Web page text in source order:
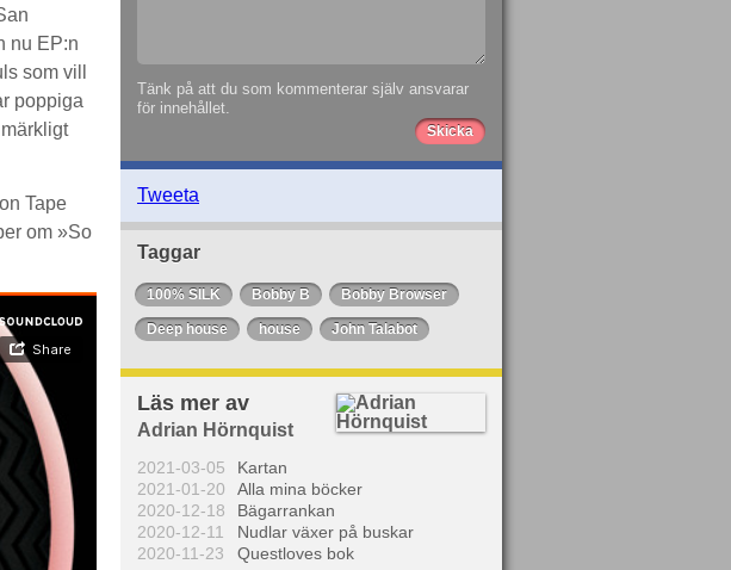
nu EP:n
som vill
poppiga
Tape
om »So
Tänk på att du som kommenterar själv ansvarar
för innehållet.
Tweeta
Taggar
100% SILK Bobby B Bobby Browser
Deep house house John Talabot
Läs mer av
Adrian Hörnquist
2021-03-05
Kartan
2021-01-20
Alla mina böcker
2020-12-18
Bägarrankan
2020-12-11
Nudlar växer på buskar
2020-11-23
Questloves bok